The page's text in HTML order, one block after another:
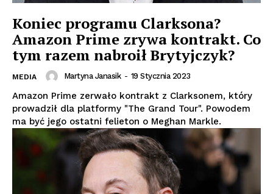
Koniec programu Clarksona?
Amazon Prime zrywa kontrakt. Co
tym razem nabroił Brytyjczyk?
MEDIA Martyna Janasik - 19 Stycznia 2023
Amazon Prime zerwało kontrakt z Clarksonem, który
prowadził dla platformy "The Grand Tour". Powodem
ma być jego ostatni felieton o Meghan Markle.